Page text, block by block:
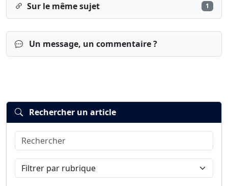
Sur le même sujet 1
Un message, un commentaire ?
Connexion
Rechercher un article
Rechercher
Filtrer par rubrique